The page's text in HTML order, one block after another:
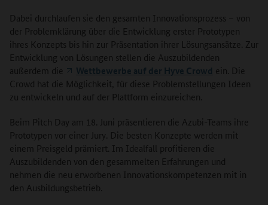
Dabei durchlaufen sie den gesamten Innovationsprozess – von
der Problemklärung über die Entwicklung erster Prototypen
ihres Konzepts bis hin zur Präsentation ihrer Lösungsansätze. Zur
Entwicklung von Lösungen stellen die Auszubildenden
außerdem die
Wettbewerbe auf der Hyve Crowd ein. Die
Crowd hat die Möglichkeit, für diese Problemstellungen Ideen
zu entwickeln und auf der Plattform einzureichen.
Beim Pitch Day am 18. Juni präsentieren die Azubi-Teams ihre
Prototypen vor einer Jury. Die besten Konzepte werden mit
einem Preisgeld prämiert. Im Idealfall profitieren die
Auszubildenden von den gesammelten Erfahrungen und
nehmen die neu erworbenen Innovationskompetenzen mit in
den Ausbildungsbetrieb.